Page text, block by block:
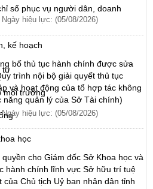
Ngày hiệu lực: (05/08/2026)
bố thủ tục hành chính được sửa
trình nội bộ giải quyết thủ tục
và hoạt động của tổ hợp tác không
quản lý của Sở Tài chính)
Ngày hiệu lực: (05/08/2026)
cho Giám đốc Sở Khoa học và
hành chính lĩnh vực Sở hữu trí tuệ
Chủ tịch Uỷ ban nhân dân tỉnh
số phục vụ người dân, doanh
kế hoạch
tư
môi trường
học